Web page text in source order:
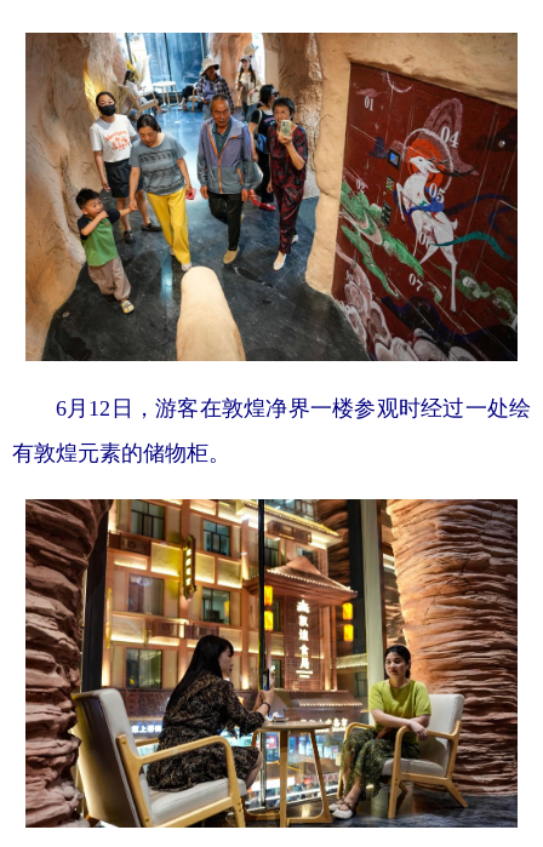
6月12日，游客在敦煌净界一楼参观时经过一处绘
有敦煌元素的储物柜。